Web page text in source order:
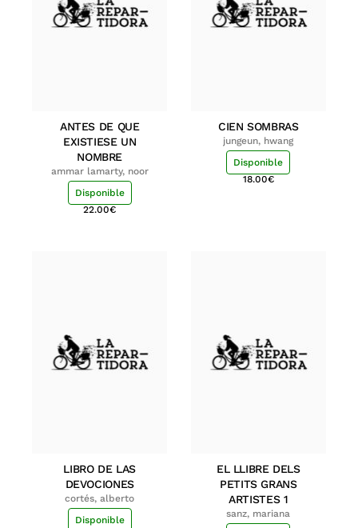
ANTES DE QUE
EXISTIESE UN
NOMBRE
ammar lamarty, noor
Disponible
22.00€
CIEN SOMBRAS
jungeun, hwang
Disponible
18.00€
LIBRO DE LAS
DEVOCIONES
cortés, alberto
Disponible
EL LLIBRE DELS
PETITS GRANS
ARTISTES 1
sanz, mariana